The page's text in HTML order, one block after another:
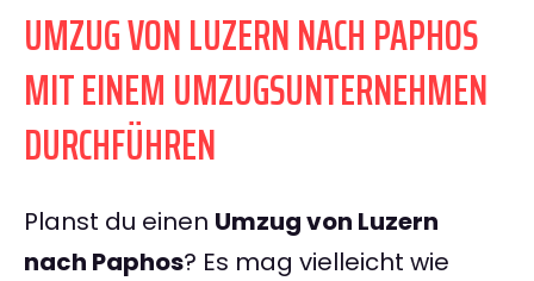
UMZUG VON LUZERN NACH PAPHOS
MIT EINEM UMZUGSUNTERNEHMEN
DURCHFÜHREN
Planst du einen Umzug von Luzern
nach Paphos? Es mag vielleicht wie